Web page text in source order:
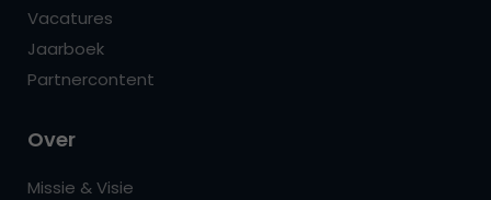
Vacatures
Jaarboek
Partnercontent
Over
Missie & Visie